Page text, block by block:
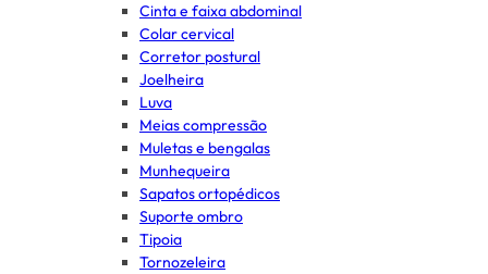
Cinta e faixa abdominal
Colar cervical
Corretor postural
Joelheira
Luva
Meias compressão
Muletas e bengalas
Munhequeira
Sapatos ortopédicos
Suporte ombro
Tipoia
Tornozeleira